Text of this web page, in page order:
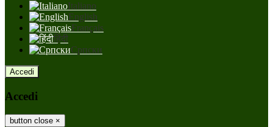
Italiano
English
Français
हिंदी
Српски
Accedi
Accedi
button close ×